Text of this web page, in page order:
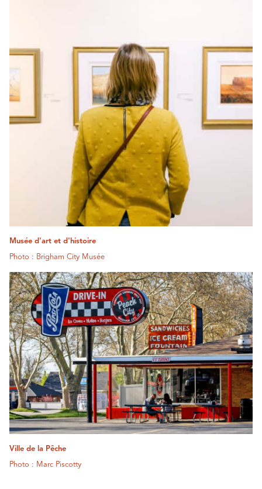
Musée d'art et d'histoire
Photo : Brigham City Musée
Ville de la Pêche
Photo : Marc Piscotty